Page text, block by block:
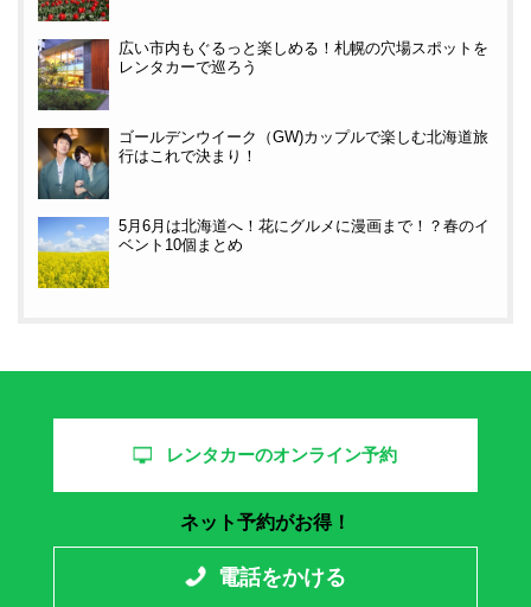
広い市内もぐるっと楽しめる！札幌の穴場スポットを
レンタカーで巡ろう
ゴールデンウイーク（GW)カップルで楽しむ北海道旅
行はこれで決まり！
5月6月は北海道へ！花にグルメに漫画まで！？春のイ
ベント10個まとめ
レンタカーのオンライン予約
ネット予約がお得！
電話をかける